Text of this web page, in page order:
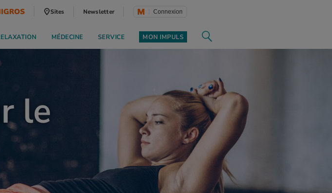
Sites Newsletter Connexion
MÉDECINE SERVICE MON IMPULS
le